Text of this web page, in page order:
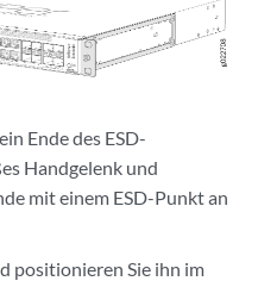
Ende des ESD-
Handgelenk und
mit einem ESD-Punkt an
positionieren Sie ihn im